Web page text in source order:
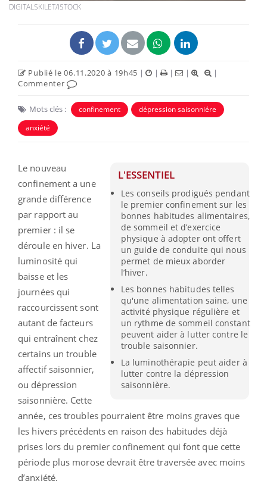
DIGITALSKILET/ISTOCK
Publié le 06.11.2020 à 19h45 | | | |
|
Commenter
Mots clés : confinement
dépression saisonniére
anxiété
L'ESSENTIEL
Les conseils prodigués pendant
le premier confinement sur les
bonnes habitudes alimentaires,
de sommeil et d’exercice
physique à adopter ont offert
un guide de conduite qui nous
permet de mieux aborder
l’hiver.
Les bonnes habitudes telles
qu'une alimentation saine, une
activité physique régulière et
un rythme de sommeil constant
peuvent aider à lutter contre le
trouble saisonnier.
La luminothérapie peut aider à
lutter contre la dépression
saisonnière.
Le nouveau
confinement a une
grande différence
par rapport au
premier : il se
déroule en hiver. La
luminosité qui
baisse et les
journées qui
raccourcissent sont
autant de facteurs
qui entraînent chez
certains un trouble
affectif saisonnier,
ou dépression
saisonnière. Cette
année, ces troubles pourraient être moins graves que
les hivers précédents en raison des habitudes déjà
prises lors du premier confinement qui font que cette
période plus morose devrait être traversée avec moins
d’anxiété.